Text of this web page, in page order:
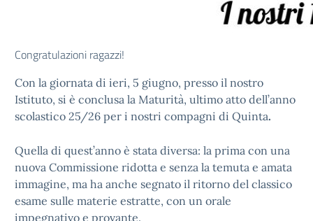
Congratulazioni ragazzi!
Con la giornata di ieri, 5 giugno, presso il nostro
Istituto, si è conclusa la Maturità, ultimo atto dell’anno
scolastico 25/26 per i nostri compagni di Quinta.
Quella di quest’anno è stata diversa: la prima con una
nuova Commissione ridotta e senza la temuta e amata
immagine, ma ha anche segnato il ritorno del classico
esame sulle materie estratte, con un orale
impegnativo e provante.